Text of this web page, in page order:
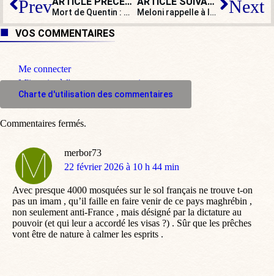
Prev Mort de Quentin : Washington hausse le ton contre la violence politique Meloni rappelle à la France sa complaisance envers l’extrême gauche italienne Next
VOS COMMENTAIRES
Me connecter
M'inscrire à l'espace commentaire
Charte d'utilisation des commentaires
merbor73
dit
22 février 2026 à 10 h 44 min
Avec presque 4000 mosquées sur le sol français ne trouve t-on
pas un imam , qu’il faille en faire venir de ce pays maghrébin ,
non seulement anti-France , mais désigné par la dictature au
pouvoir (et qui leur a accordé les visas ?) . Sûr que les prêches
vont être de nature à calmer les esprits .
Commentaires fermés.